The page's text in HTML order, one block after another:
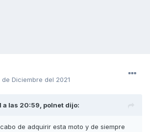
de Diciembre del 2021
a las 20:59, polnet dijo:
de adquirir esta moto y de siempre